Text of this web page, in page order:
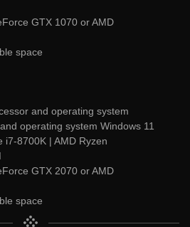
GTX 1070 or AMD
space
and operating system
operating system Windows 11
i7-8700K | AMD Ryzen
GTX 2070 or AMD
space